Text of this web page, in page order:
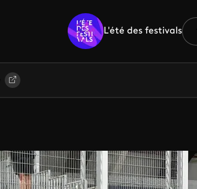
L'été des festivals